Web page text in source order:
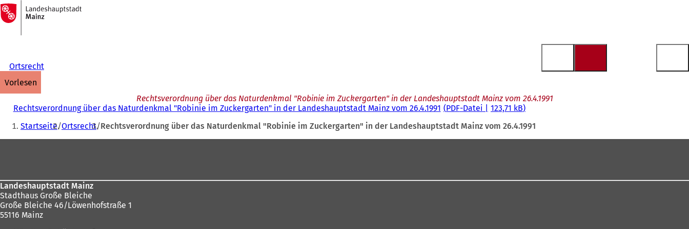
Inhalt anspringen
Zur
Startseite
Ortsrecht
vorlesen
Rechtsverordnung über das Naturdenkmal "Robinie im Zuckergarten" in der Landeshauptstadt Mainz vom 26.4.1991
Rechtsverordnung über das Naturdenkmal "Robinie im Zuckergarten" in der Landeshauptstadt Mainz vom 26.4.1991 PDF-Datei 123,71 kB
Sie
befinden
Startseite Ortsrecht Rechtsverordnung über das Naturdenkmal "Robinie im Zuckergarten" in der Landeshauptstadt Mainz vom 26.4.1991
Landeshauptstadt Mainz
Stadthaus Große Bleiche
Große Bleiche 46/Löwenhofstraße 1
55116 Mainz